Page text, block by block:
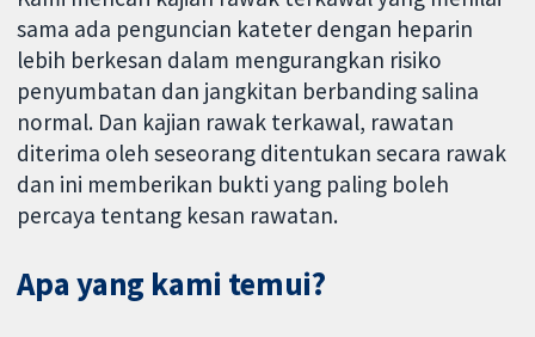
sama ada penguncian kateter dengan heparin
lebih berkesan dalam mengurangkan risiko
penyumbatan dan jangkitan berbanding salina
normal. Dan kajian rawak terkawal, rawatan
diterima oleh seseorang ditentukan secara rawak
dan ini memberikan bukti yang paling boleh
percaya tentang kesan rawatan.
Apa yang kami temui?